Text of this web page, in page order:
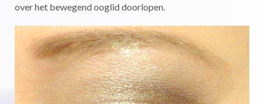
over het bewegend ooglid doorlopen.